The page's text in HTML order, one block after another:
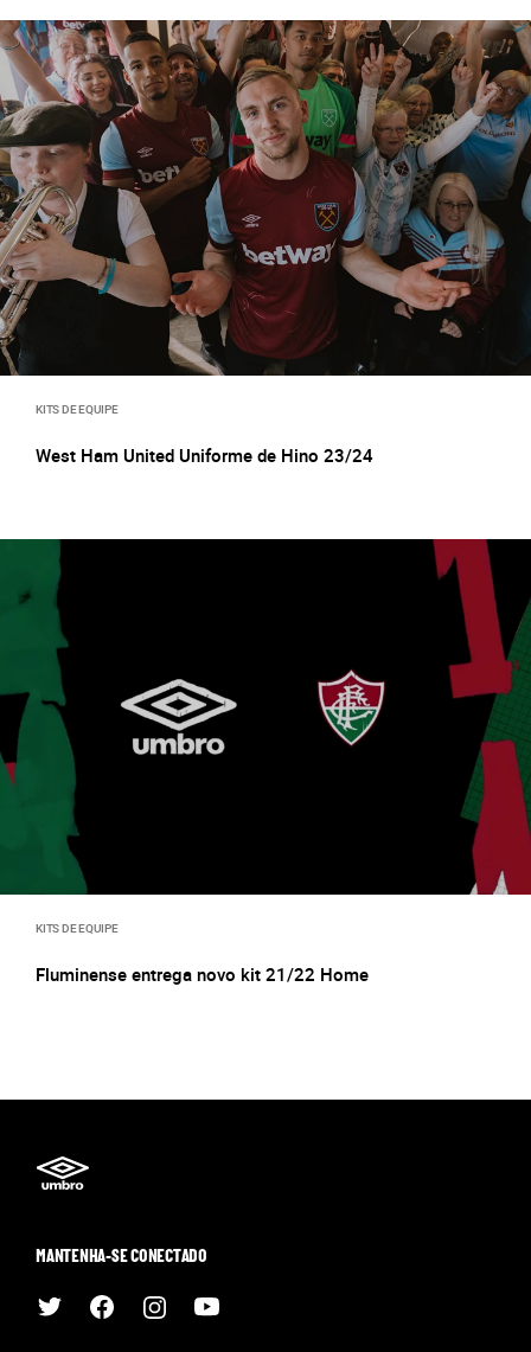
KITS DE EQUIPE
West Ham United Uniforme de Hino 23/24
KITS DE EQUIPE
Fluminense entrega novo kit 21/22 Home
MANTENHA-SE CONECTADO